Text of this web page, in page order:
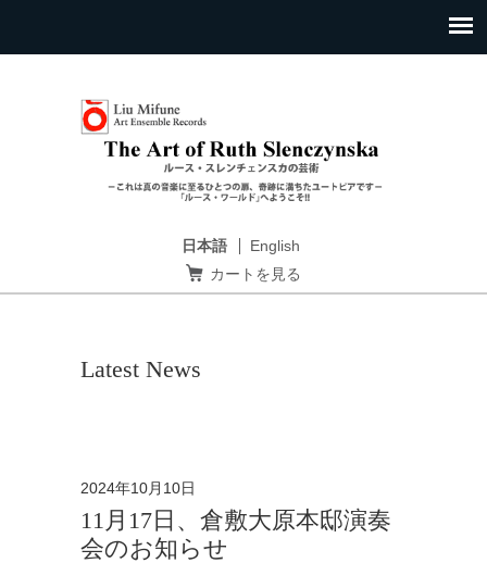
日本語
English
カートを見る
Latest News
2024年10月10日
11月17日、倉敷大原本邸演奏
会のお知らせ